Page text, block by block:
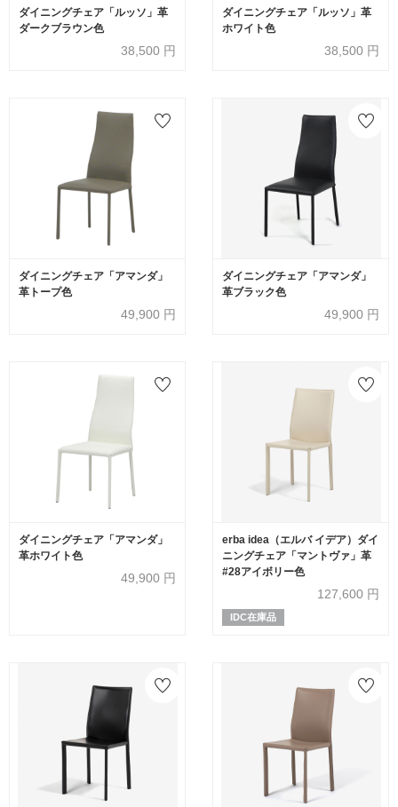
ダイニングチェア「ルッソ」革
ダークブラウン色
38,500 円
ダイニングチェア「ルッソ」革
ホワイト色
38,500 円
ダイニングチェア「アマンダ」
革トープ色
49,900 円
ダイニングチェア「アマンダ」
革ブラック色
49,900 円
ダイニングチェア「アマンダ」
革ホワイト色
49,900 円
erba idea（エルバ イデア）ダイ
ニングチェア「マントヴァ」革
#28アイボリー色
127,600 円
IDC在庫品